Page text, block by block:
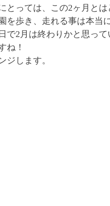
とっては、この2ヶ月と
を歩き、走れる事は本当
で2月は終わりかと思っ
ね！
ジします。